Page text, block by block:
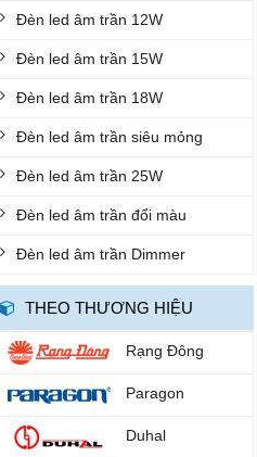
ĐÈN CẮM CỎ
ĐÈN ÂM TƯỜNG
Đèn led âm trần 12W
Đèn led âm trần 15W
Đèn led âm trần 18W
Đèn led âm trần siêu mỏng
Đèn led âm trần 25W
Đèn led âm trần đổi màu
Đèn led âm trần Dimmer
THEO THƯƠNG HIỆU
Rạng Đông
Paragon
Duhal